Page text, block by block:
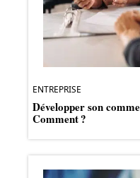
ENTREPRISE
Développer son
Comment ?